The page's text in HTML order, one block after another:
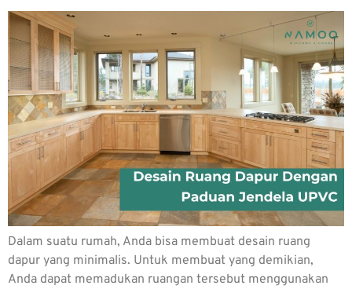
Dalam suatu rumah, Anda bisa membuat desain ruang
dapur yang minimalis. Untuk membuat yang demikian,
Anda dapat memadukan ruangan tersebut menggunakan